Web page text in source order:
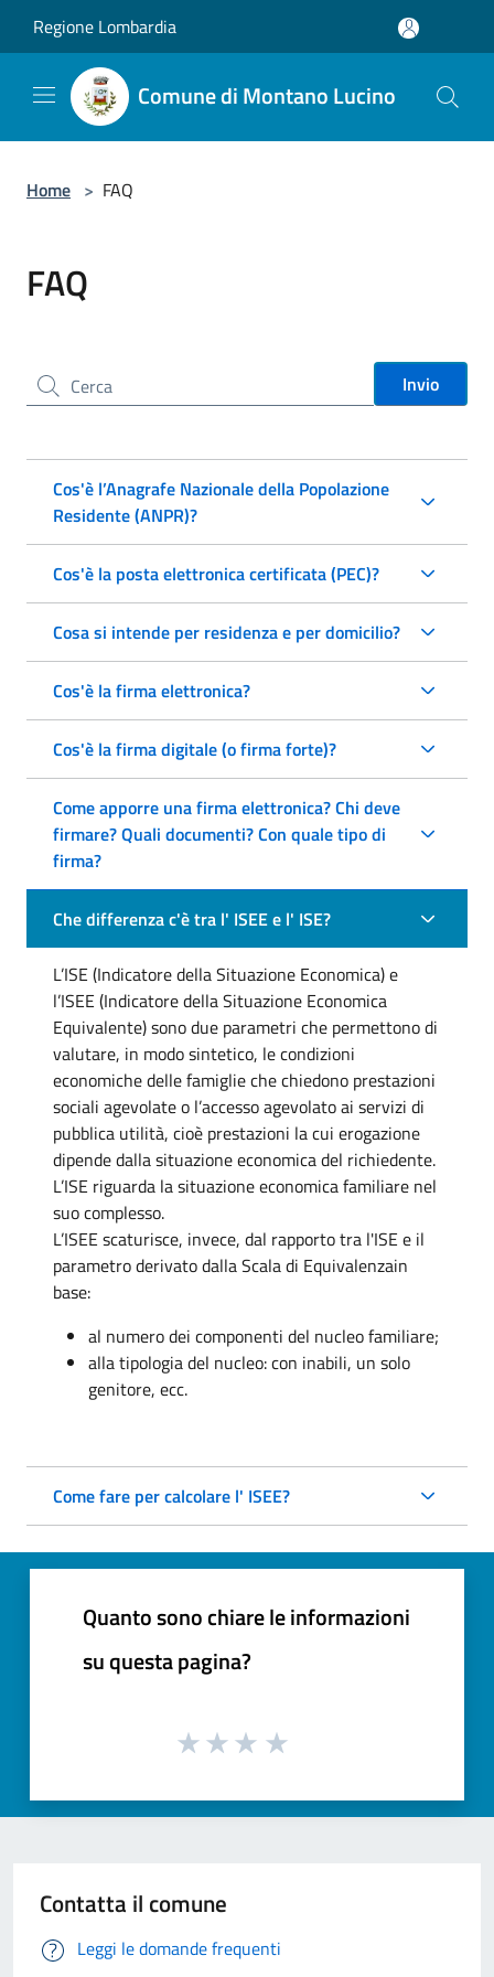
Regione Lombardia
Comune di Montano Lucino
Home > FAQ
FAQ
Cerca nel sito Invio
Cos'è l’Anagrafe Nazionale della Popolazione
Residente (ANPR)?
Cos'è la posta elettronica certificata (PEC)?
Cosa si intende per residenza e per domicilio?
Cos'è la firma elettronica?
Cos'è la firma digitale (o firma forte)?
Come apporre una firma elettronica? Chi deve
firmare? Quali documenti? Con quale tipo di
firma?
Che differenza c'è tra l' ISEE e l' ISE?
L’ISE (Indicatore della Situazione Economica) e
l’ISEE (Indicatore della Situazione Economica
Equivalente) sono due parametri che permettono di
valutare, in modo sintetico, le condizioni
economiche delle famiglie che chiedono prestazioni
sociali agevolate o l’accesso agevolato ai servizi di
pubblica utilità, cioè prestazioni la cui erogazione
dipende dalla situazione economica del richiedente.
L’ISE riguarda la situazione economica familiare nel
suo complesso.
L’ISEE scaturisce, invece, dal rapporto tra l'ISE e il
parametro derivato dalla Scala di Equivalenzain
base:
al numero dei componenti del nucleo familiare;
alla tipologia del nucleo: con inabili, un solo
genitore, ecc.
Come fare per calcolare l' ISEE?
Quanto sono chiare le informazioni
su questa pagina?
Contatta il comune
Leggi le domande frequenti